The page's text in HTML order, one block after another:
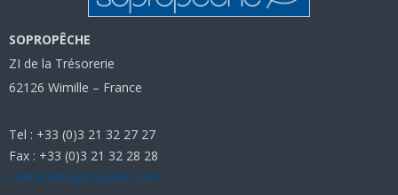
SOPROPÊCHE
ZI de la Trésorerie
62126 Wimille – France
Tel : +33 (0)3 21 32 27 27
Fax : +33 (0)3 21 32 28 28
contact@sopropeche.com